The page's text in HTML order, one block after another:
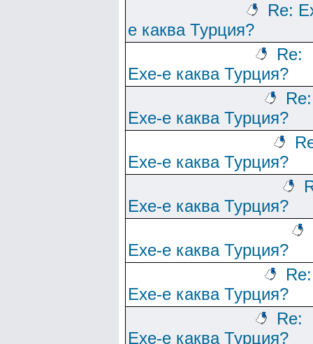
Re:
е каква Турция?
Re:
Ехе-е каква Турция?
Re:
Ехе-е каква Турция?
Ехе-е каква Турция?
Ехе-е каква Турция?
Ехе-е каква Турция?
Re:
Ехе-е каква Турция?
Re:
Ехе-е каква Турция?